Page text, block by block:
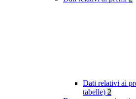
Dati relativi ai
tabelle) 2